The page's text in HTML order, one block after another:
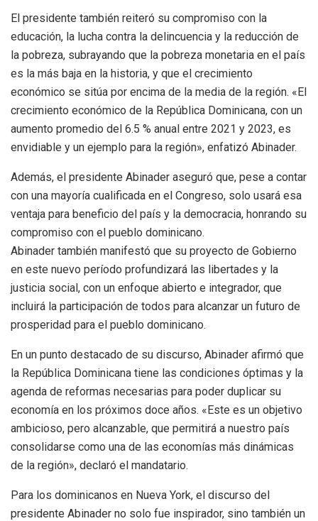
El presidente también reiteró su compromiso con la
educación, la lucha contra la delincuencia y la reducción de
la pobreza, subrayando que la pobreza monetaria en el país
es la más baja en la historia, y que el crecimiento
económico se sitúa por encima de la media de la región. «El
crecimiento económico de la República Dominicana, con un
aumento promedio del 6.5 % anual entre 2021 y 2023, es
envidiable y un ejemplo para la región», enfatizó Abinader.
Además, el presidente Abinader aseguró que, pese a contar
con una mayoría cualificada en el Congreso, solo usará esa
ventaja para beneficio del país y la democracia, honrando su
compromiso con el pueblo dominicano.
Abinader también manifestó que su proyecto de Gobierno
en este nuevo período profundizará las libertades y la
justicia social, con un enfoque abierto e integrador, que
incluirá la participación de todos para alcanzar un futuro de
prosperidad para el pueblo dominicano.
En un punto destacado de su discurso, Abinader afirmó que
la República Dominicana tiene las condiciones óptimas y la
agenda de reformas necesarias para poder duplicar su
economía en los próximos doce años. «Este es un objetivo
ambicioso, pero alcanzable, que permitirá a nuestro país
consolidarse como una de las economías más dinámicas
de la región», declaró el mandatario.
Para los dominicanos en Nueva York, el discurso del
presidente Abinader no solo fue inspirador, sino también un